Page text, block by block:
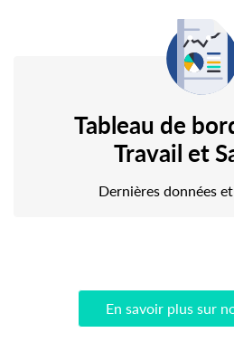
Tableau de
Travail et
Dernières données
En savoir plus sur